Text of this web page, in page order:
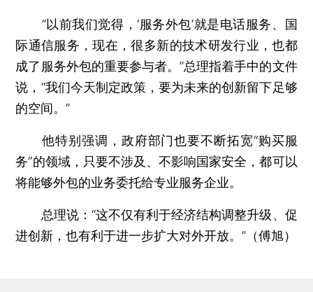
“以前我们觉得，‘服务外包’就是电话服务、国
际通信服务，现在，很多新的技术研发行业，也都
成了服务外包的重要参与者。”总理指着手中的文件
说，“我们今天制定政策，要为未来的创新留下足够
的空间。”
他特别强调，政府部门也要不断拓宽“购买服
务”的领域，只要不涉及、不影响国家安全，都可以
将能够外包的业务委托给专业服务企业。
总理说：“这不仅有利于经济结构调整升级、促
进创新，也有利于进一步扩大对外开放。”（傅旭）